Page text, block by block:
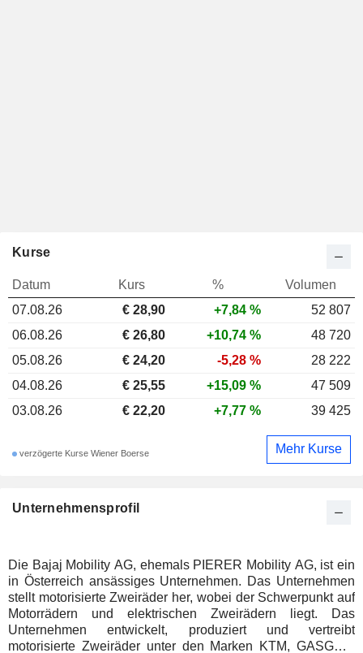
Unternehmensprofil
Die Bajaj Mobility AG, ehemals PIERER Mobility AG, ist ein
in Österreich ansässiges Unternehmen. Das Unternehmen
stellt motorisierte Zweiräder her, wobei der Schwerpunkt auf
Motorrädern und elektrischen Zweirädern liegt. Das
Unternehmen entwickelt, produziert und vertreibt
motorisierte Zweiräder unter den Marken KTM, GASGAS,
Kurse
Datum Kurs %
Volumen
07.08.26
€ 28,90 +7,84 %
52 807
06.08.26
€ 26,80 +10,74 %
48 720
05.08.26
€ 24,20 -5,28 %
28 222
04.08.26
€ 25,55 +15,09 %
47 509
03.08.26
€ 22,20 +7,77 % 39 425
verzögerte Kurse Wiener Boerse Mehr Kurse